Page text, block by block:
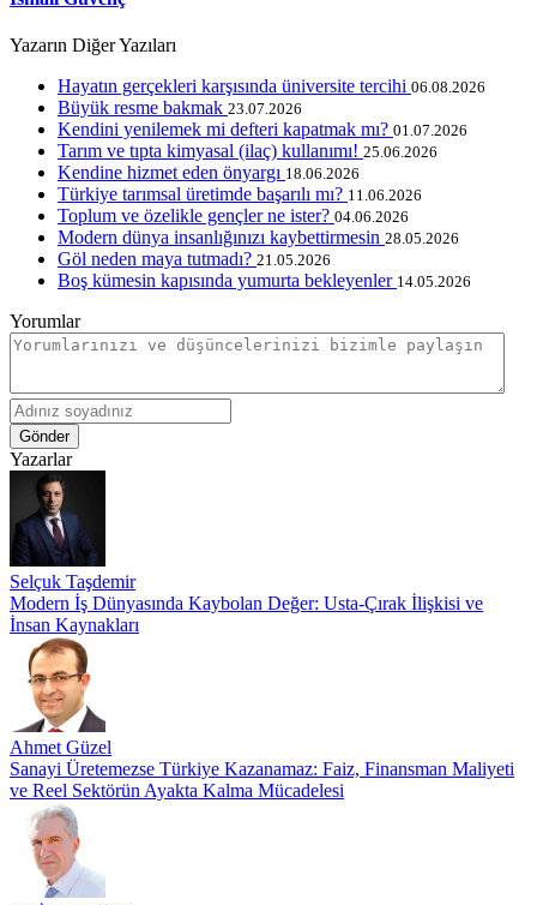
Yazarın Diğer Yazıları
Hayatın gerçekleri karşısında üniversite tercihi 06.08.2026
Büyük resme bakmak 23.07.2026
Kendini yenilemek mi defteri kapatmak mı? 01.07.2026
Tarım ve tıpta kimyasal (ilaç) kullanımı! 25.06.2026
Kendine hizmet eden önyargı 18.06.2026
Türkiye tarımsal üretimde başarılı mı? 11.06.2026
Toplum ve özelikle gençler ne ister? 04.06.2026
Modern dünya insanlığınızı kaybettirmesin 28.05.2026
Göl neden maya tutmadı? 21.05.2026
Boş kümesin kapısında yumurta bekleyenler 14.05.2026
Yorumlar
Gönder
Yazarlar
Selçuk Taşdemir
Modern İş Dünyasında Kaybolan Değer: Usta-Çırak İlişkisi ve
İnsan Kaynakları
Ahmet Güzel
Sanayi Üretemezse Türkiye Kazanamaz: Faiz, Finansman Maliyeti
ve Reel Sektörün Ayakta Kalma Mücadelesi